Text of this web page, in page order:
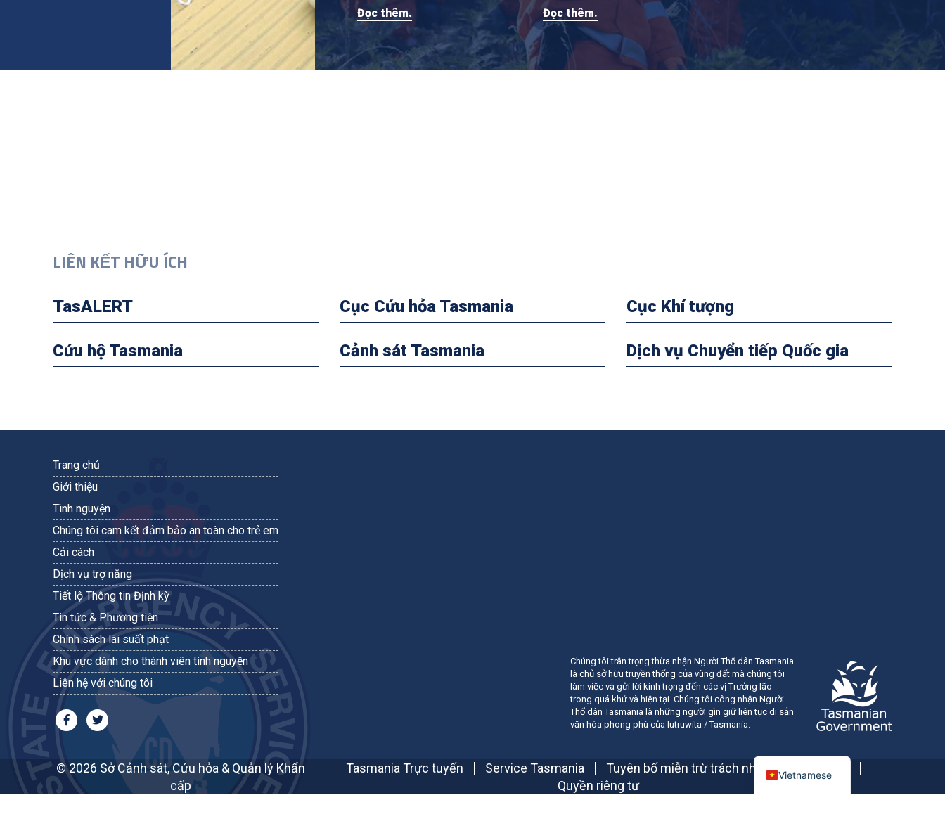
Đọc thêm.
Đọc thêm.
LIÊN KẾT HỮU ÍCH
TasALERT
Cứu hộ Tasmania
Cục Cứu hỏa Tasmania
Cảnh sát Tasmania
Cục Khí tượng
Dịch vụ Chuyển tiếp Quốc gia
Trang chủ
Giới thiệu
Tình nguyện
Chúng tôi cam kết đảm bảo an toàn cho trẻ em
Cải cách
Dịch vụ trợ năng
Tiết lộ Thông tin Định kỳ
Tin tức & Phương tiện
Chính sách lãi suất phạt
Khu vực dành cho thành viên tình nguyện
Liên hệ với chúng tôi
Chúng tôi trân trọng thừa nhận Người Thổ dân Tasmania
là chủ sở hữu truyền thống của vùng đất mà chúng tôi
làm việc và gửi lời kính trọng đến các vị Trưởng lão
trong quá khứ và hiện tại. Chúng tôi công nhận Người
Thổ dân Tasmania là những người gìn giữ liên tục di sản
văn hóa phong phú của lutruwita / Tasmania.
© 2026 Sở Cảnh sát, Cứu hỏa & Quản lý Khẩn
cấp
Tasmania Trực tuyến Service Tasmania
Tuyên bố miễn trừ trách nhiệm & Bản quyền
Quyền riêng tư
Vietnamese